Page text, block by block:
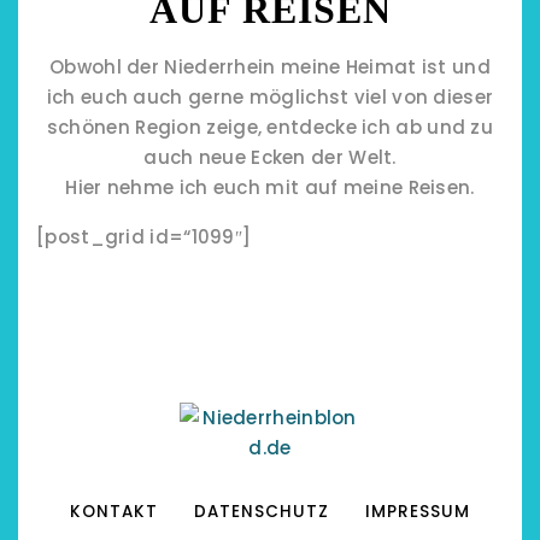
AUF REISEN
Obwohl der Niederrhein meine Heimat ist und
ich euch auch gerne möglichst viel von dieser
schönen Region zeige, entdecke ich ab und zu
auch neue Ecken der Welt.
Hier nehme ich euch mit auf meine Reisen.
[post_grid id=“1099″]
KONTAKT DATENSCHUTZ IMPRESSUM